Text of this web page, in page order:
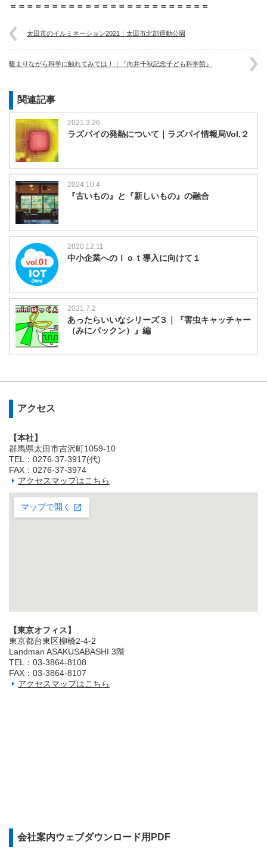
＝＝＝＝＝＝＝＝＝＝＝＝＝＝＝＝＝＝＝＝＝＝＝＝
太田市のイルミネーション2021｜太田市北部運動公園
暖まりながら科学に触れてみては！｜『向井千秋記念子ども科学館』
関連記事
2021.3.26
ラズパイの発熱について｜ラズパイ情報局Vol.２
2024.10.4
『古いもの』と『新しいもの』の融合
2020.12.11
中小企業へのＩｏｔ導入に向けて１
2021.7.2
あったらいいなシリーズ３｜『害虫キャッチャー
（みにパックン）』編
アクセス
【本社】
群馬県太田市吉沢町1059-10
TEL：0276-37-3917(代)
FAX：0276-37-3974
アクセスマップはこちら
【東京オフィス】
東京都台東区柳橋2‐4‐2
Landman ASAKUSABASHI 3階
TEL：03‐3864‐8108
FAX：03‐3864‐8107
アクセスマップはこちら
会社案内ウェブダウンロード用PDF